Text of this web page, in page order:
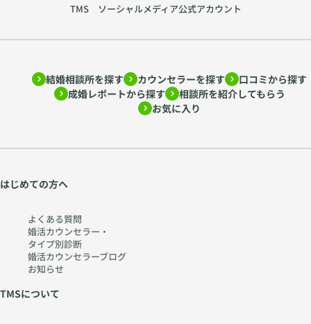
恋も人生も咲きなお
じゃもう無理」なん
にとらわれない、“あ
なただけの婚活”を、
TMS ソーシャルメディア公式アカウント
結婚相談所を探す カウンセラーを探す
口コミから探す
成婚レポートから探す
相談所を紹介してもらう
お気に入り
はじめての方へ
よくある質問
婚活カウンセラー・
タイプ別診断
婚活カウンセラーブログ
お知らせ
TMSについて